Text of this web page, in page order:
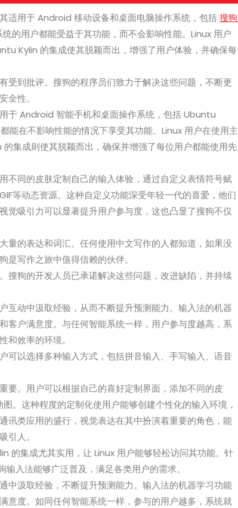
适用于 Android 移动设备和桌面电脑操作系统，包括搜狗
的用户都能受益于其功能，而不会影响性能。Linux 用户
Kylin 的集成使其脱颖而出，增强了用户体验，并确保每
受到批评。搜狗的程序员们致力于解决这些问题，不断更
全性。
于 Android 智能手机和桌面操作系统，包括 Ubuntu
能在不影响性能的情况下享受其功能。Linux 用户在使用主
集成则使其脱颖而出，确保并增强了每位用户都能使用先
不同的皮肤定制自己的输入体验，通过自定义表情符号赋
等动态资源。这种自定义功能深受年轻一代的喜爱，他们
觉吸引力可以显著提升用户参与度，这也凸显了搜狗不仅
量的表达和词汇。任何使用中文写作的人都知道，如果没
写作之旅中值得信赖的伙伴。
搜狗的开发人员已承诺解决这些问题，改进缺陷，并持续
互动中汲取经验，从而不断提升预测能力。输入法的机器
客户满意度。与任何智能系统一样，用户参与度越高，系
和效率的环境。
可以选择多种输入方式，包括拼音输入、手写输入、语音
要。用户可以根据自己的喜好定制界面，添加不同的皮
。这种程度的定制化使用户能够创建个性化的输入环境，
讯类应用的盛行，视觉表达在其中扮演着重要的角色，能
引人。
的集成尤其实用，让 Linux 用户能够轻松访问其功能。针
入法能够广泛普及，满足各类用户的需求。
中汲取经验，不断提升预测能力。输入法的机器学习功能
意度。如同任何智能系统一样，参与的用户越多，系统就